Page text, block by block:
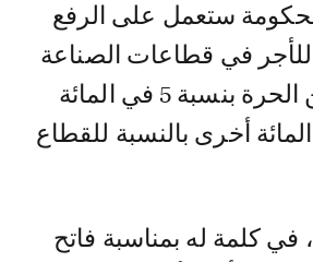
ستعمل على الرفع
للأجر في قطاعات الصناعة
والتجارة والمهن الحرة بنسبة 5 في المائة
بـ 5 في المائة أخرى بالنسبة للقطاع
في كلمة له بمناسبة فاتح